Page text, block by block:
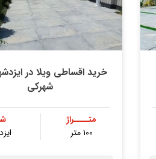
خرید اقساطی ویلا در
شهرکی
متــــراژ
۱۰۰ متر